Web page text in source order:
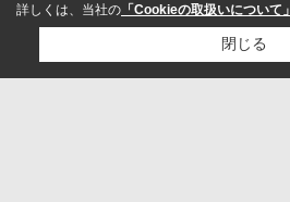
詳しくは、当社の 「Cookieの取扱いについて」
閉じる